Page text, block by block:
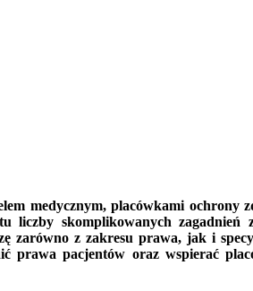
medycznym, placówkami ochrony
liczby skomplikowanych zagadnień
zarówno z zakresu prawa, jak i
prawa pacjentów oraz wspierać